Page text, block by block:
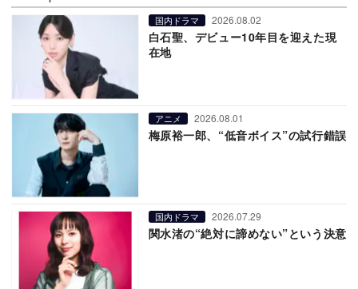
国内ドラマ 2026.08.02
白石聖、デビュー10年目を迎えた現
在地
アニメ 2026.08.01
梅原裕一郎、“低音ボイス”の試行錯誤
国内ドラマ 2026.07.29
関水渚の“絶対に諦めない”という決意